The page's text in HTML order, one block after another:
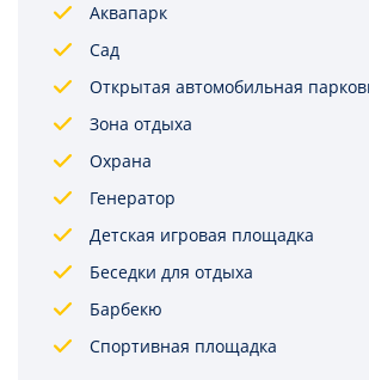
Аквапарк
Сад
Открытая автомобильная
Зона отдыха
Охрана
Генератор
Детская игровая площадка
Беседки для отдыха
Барбекю
Спортивная площадка